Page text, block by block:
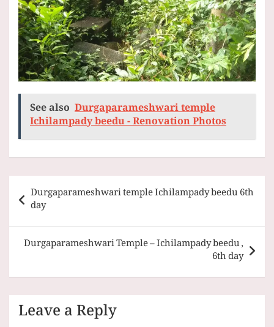
See also Durgaparameshwari temple
Ichilampady beedu - Renovation Photos
Post
navigation
Durgaparameshwari temple Ichilampady beedu 6th
day
Durgaparameshwari Temple – Ichilampady beedu ,
6th day
Leave a Reply